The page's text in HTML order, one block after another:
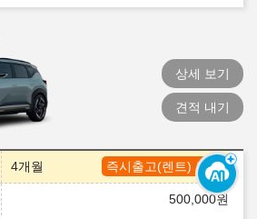
상세 보기
견적 내기
즉시출고(렌트) 보기
4개월
500,000원